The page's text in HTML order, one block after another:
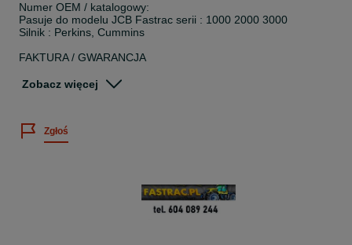
Numer OEM / katalogowy:
Pasuje do modelu JCB Fastrac serii : 1000 2000 3000
Silnik : Perkins, Cummins
FAKTURA / GWARANCJA
- Gwarancja : 6 lub 12 miesięcy - zależnie od producenta
- Paczkomat INPOST na terenie całej Polski i wybranych krajów UE
( Belgia, Francja, Hiszpania, Holandia, Luksemburg, Portugalia,
- wysyłka za pobraniem TAK ( wyłącznie na terenie Polski)
Kontakt tel/mob: +48_604_089_244
Zobacz więcej
Zgłoś